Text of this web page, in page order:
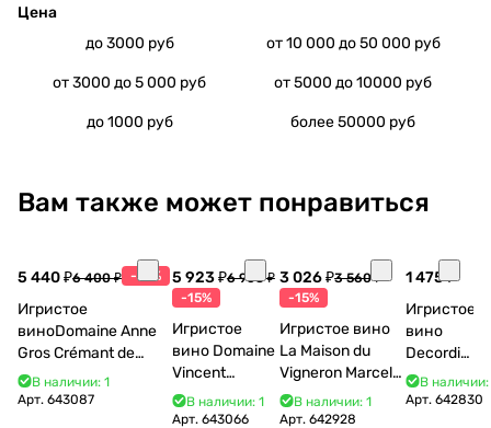
Цена
до 3000 руб
от 10 000 до 50 000 руб
от 3000 до 5 000 руб от 5000 до 10000 руб
до 1000 руб более 50000 руб
Вам также может понравиться
5 440 ₽6 400 ₽ -15%
Игристое
виноDomaine Anne
Gros Crémant de
Bourgogne La Fun en
Bulles Chardonnay et
В наличии: 1
Арт. 643087
5 923 ₽6 968 ₽
-15%
Игристое
вино Domaine
Vincent
Bouzereau
Crémant de
В наличии: 1
Арт. 643066
3 026 ₽3 560 ₽
-15%
Игристое вино
La Maison du
Vigneron Marcel
Cabelier Cremant
du Jura
В наличии: 1
Арт.642928
1 475 ₽
Игристое
вино
Decordi
Costa Blu
Brut 750
В наличии:
Арт. 642830